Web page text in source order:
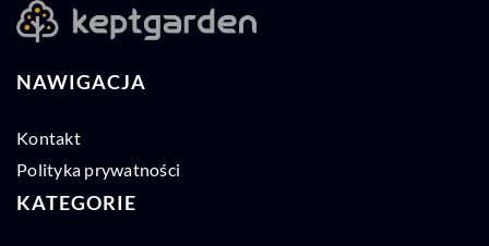
NAWIGACJA
Kontakt
Polityka prywatności
KATEGORIE